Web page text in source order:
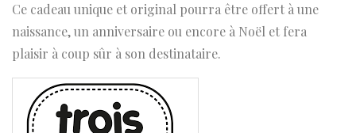
Ce cadeau unique et original pourra être offert à une
naissance, un anniversaire ou encore à Noël et fera
plaisir à coup sûr à son destinataire.